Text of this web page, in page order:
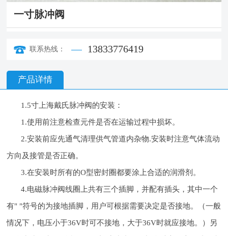
一寸脉冲阀
联系热线： 13833776419
产品详情
1.5寸上海戴氏脉冲阀的安装：
1.使用前注意检查元件是否在运输过程中损坏。
2.安装前应先通气清理供气管道内杂物.安装时注意气体流动
方向及接管是否正确。
3.在安装时所有的O型密封圈都要涂上合适的润滑剂。
4.电磁脉冲阀线圈上共有三个插脚，并配有插头，其中一个
有" "符号的为接地插脚，用户可根据需要决定是否接地。（一般
情况下，电压小于36V时可不接地，大于36V时就应接地。）另